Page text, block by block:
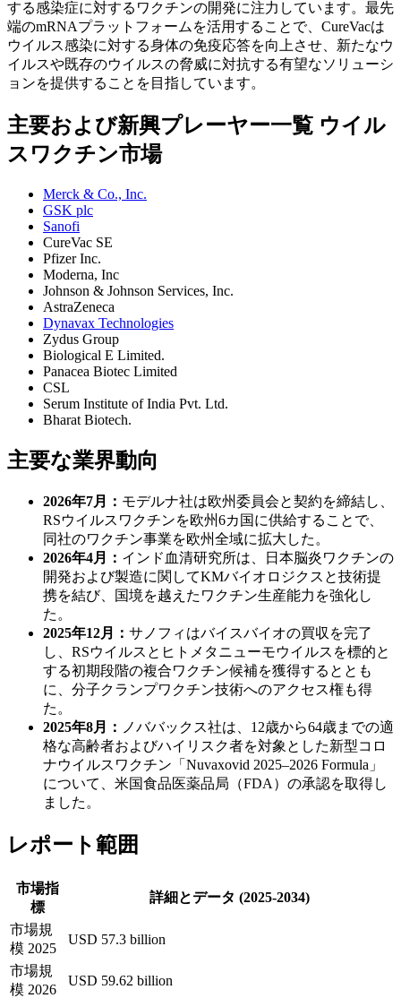
する感染症に対するワクチンの開発に注力しています。最先
端のmRNAプラットフォームを活用することで、CureVacは
ウイルス感染に対する身体の免疫応答を向上させ、新たなウ
イルスや既存のウイルスの脅威に対抗する有望なソリューシ
ョンを提供することを目指しています。
主要および新興プレーヤー一覧 ウイル
スワクチン市場
Merck & Co., Inc.
GSK plc
Sanofi
CureVac SE
Pfizer Inc.
Moderna, Inc
Johnson & Johnson Services, Inc.
AstraZeneca
Dynavax Technologies
Zydus Group
Biological E Limited.
Panacea Biotec Limited
CSL
Serum Institute of India Pvt. Ltd.
Bharat Biotech.
主要な業界動向
2026年7月： モデルナ社は欧州委員会と契約を締結し、
RSウイルスワクチンを欧州6カ国に供給することで、
同社のワクチン事業を欧州全域に拡大した。
2026年4月： インド血清研究所は、日本脳炎ワクチンの
開発および製造に関してKMバイオロジクスと技術提
携を結び、国境を越えたワクチン生産能力を強化し
た。
2025年12月： サノフィはバイスバイオの買収を完了
し、RSウイルスとヒトメタニューモウイルスを標的と
する初期段階の複合ワクチン候補を獲得するととも
に、分子クランプワクチン技術へのアクセス権も得
た。
2025年8月： ノババックス社は、12歳から64歳までの適
格な高齢者およびハイリスク者を対象とした新型コロ
ナウイルスワクチン「Nuvaxovid 2025–2026 Formula」
について、米国食品医薬品局（FDA）の承認を取得し
ました。
レポート範囲
市場指
標
詳細とデータ (2025-2034)
市場規
模 2025
USD 57.3 billion
市場規
模 2026
USD 59.62 billion